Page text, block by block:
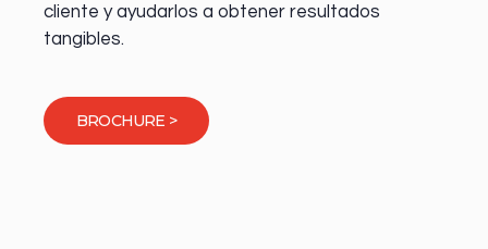
cliente y ayudarlos a obtener resultados
tangibles.
BROCHURE >